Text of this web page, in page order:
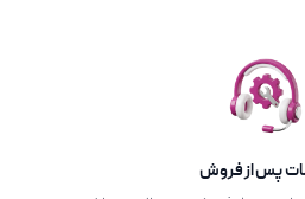
پس از فروش